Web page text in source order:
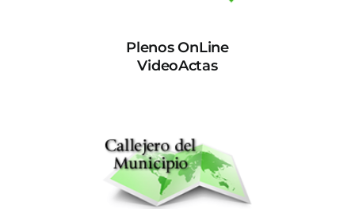
Plenos OnLine
VideoActas